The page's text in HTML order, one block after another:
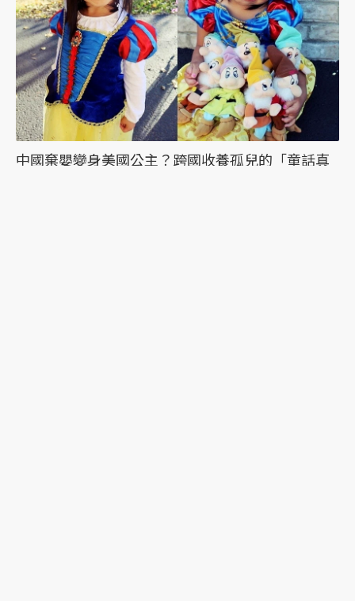
中國棄嬰變身美國公主？跨國收養孤兒的「童話真